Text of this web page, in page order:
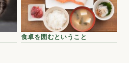
食卓を囲むということ